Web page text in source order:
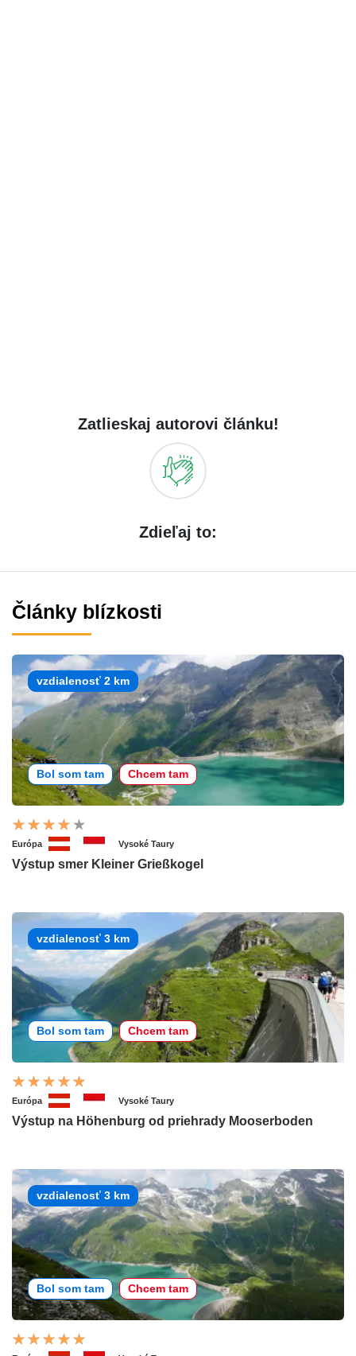
Zatlieskaj autorovi článku!
Zdieľaj to:
Články blízkosti
vzdialenosť 2 km
Bol som tam Chcem tam
Európa Vysoké Taury
Výstup smer Kleiner Grießkogel
vzdialenosť 3 km
Bol som tam Chcem tam
Európa Vysoké Taury
Výstup na Höhenburg od priehrady Mooserboden
vzdialenosť 3 km
Bol som tam Chcem tam